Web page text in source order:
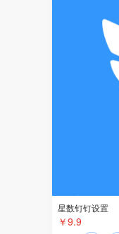
供应链
产业服务
网银支付
AI图片
星数钉钉设置
￥9.9